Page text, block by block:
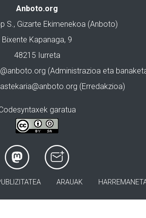
Anboto.org
S., Gizarte Ekimenekoa (Anboto)
Bixente Kapanaga, 9
48215 Iurreta
(Administrazioa eta
astekaria@anboto.org (Erredakzioa)
garatua
ARAUAK